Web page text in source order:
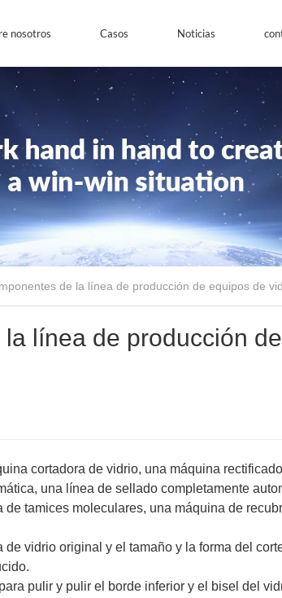
nosotros Casos Noticias
de la línea de producción de equipos de
línea de producción de
cortadora de vidrio, una máquina
una línea de sellado completamente
tamices moleculares, una máquina de
vidrio original y el tamaño y la forma del
pulir y pulir el borde inferior y el bisel del